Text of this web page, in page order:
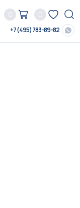
0 0
+7 (495) 783-89-82